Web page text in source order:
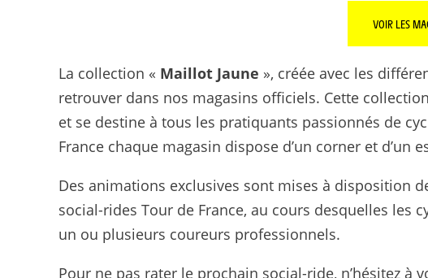
VOIR LES
La collection « Maillot Jaune », créée avec les
retrouver dans nos magasins officiels. Cette
et se destine à tous les pratiquants passionnés de
France chaque magasin dispose d’un corner et d’un
Des animations exclusives sont mises à disposition
social-rides Tour de France, au cours desquelles les
un ou plusieurs coureurs professionnels.
Pour ne pas rater le prochain social-ride, n’hésitez à